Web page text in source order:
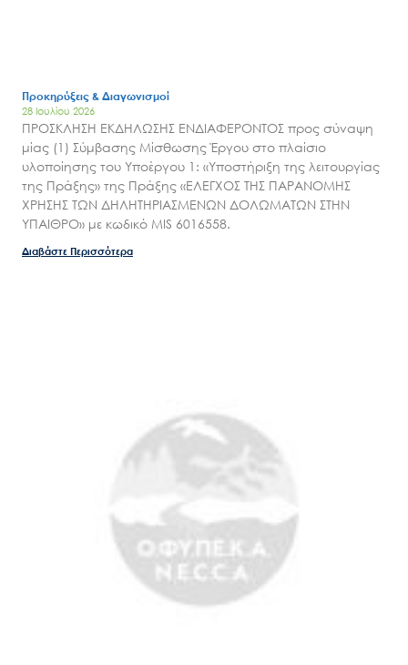
Προκηρύξεις & Διαγωνισμοί
28 Ιουλίου 2026
ΠΡΟΣΚΛΗΣΗ ΕΚΔΗΛΩΣΗΣ ΕΝΔΙΑΦΕΡΟΝΤΟΣ προς σύναψη
μίας (1) Σύμβασης Μίσθωσης Έργου στο πλαίσιο
υλοποίησης του Υποέργου 1: «Υποστήριξη της λειτουργίας
της Πράξης» της Πράξης «ΕΛΕΓΧΟΣ ΤΗΣ ΠΑΡΑΝΟΜΗΣ
ΧΡΗΣΗΣ ΤΩΝ ΔΗΛΗΤΗΡΙΑΣΜΕΝΩΝ ΔΟΛΩΜΑΤΩΝ ΣΤΗΝ
ΥΠΑΙΘΡΟ» με κωδικό MIS 6016558.
Διαβάστε Περισσότερα